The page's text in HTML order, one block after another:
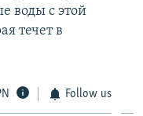
воды с этой
течет в
Follow us